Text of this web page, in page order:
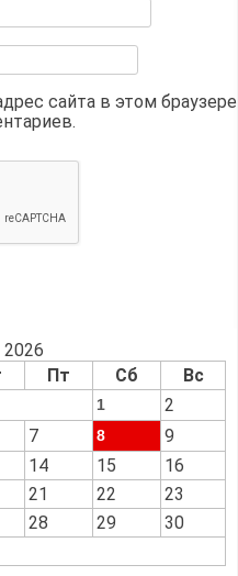
сайта в этом браузере
2026
Пт Сб Вс
1
2
7 8
9
14 15
16
21 22
23
28 29
30